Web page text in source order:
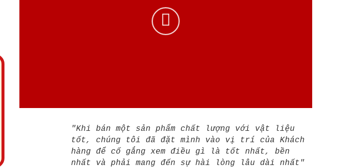
"Khi bán một sản phẩm chất lượng với vật liệu
tốt, chúng tôi đã đặt mình vào vị trí của Khách
hàng để cố gắng xem điều gì là tốt nhất, bền
nhất và phải mang đến sự hài lòng lâu dài nhất"